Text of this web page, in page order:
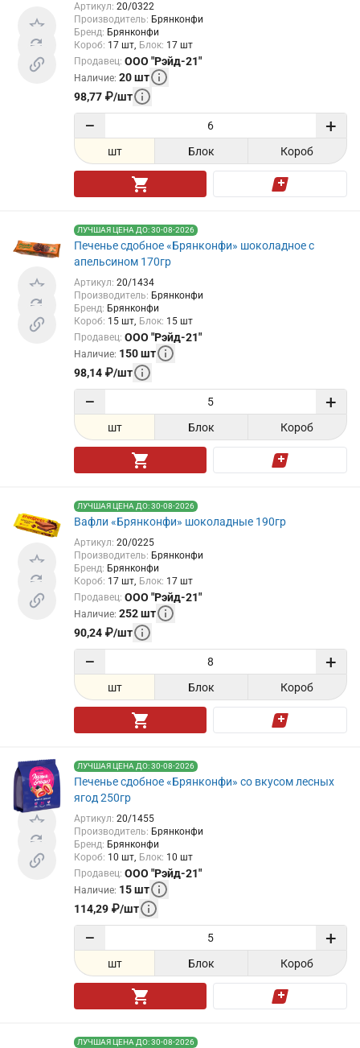
Артикул: 20/0322
Производитель: Брянконфи
Бренд: Брянконфи
Короб: 17 шт Блок: 17 шт
Продавец: ООО "Рэйд-21"
Наличие: 20шт
98,77 ₽/шт
− +
шт Блок Короб
ЛУЧШАЯ ЦЕНА ДО: 30-08-2026
Печенье сдобное «Брянконфи» шоколадное с
апельсином 170гр
Артикул: 20/1434
Производитель: Брянконфи
Бренд: Брянконфи
Короб: 15 шт Блок: 15 шт
Продавец: ООО "Рэйд-21"
Наличие: 150шт
98,14 ₽/шт
− +
шт Блок Короб
ЛУЧШАЯ ЦЕНА ДО: 30-08-2026
Вафли «Брянконфи» шоколадные 190гр
Артикул: 20/0225
Производитель: Брянконфи
Бренд: Брянконфи
Короб: 17 шт Блок: 17 шт
Продавец: ООО "Рэйд-21"
Наличие: 252шт
90,24 ₽/шт
− +
шт Блок Короб
ЛУЧШАЯ ЦЕНА ДО: 30-08-2026
Печенье сдобное «Брянконфи» со вкусом лесных
ягод 250гр
Артикул: 20/1455
Производитель: Брянконфи
Бренд: Брянконфи
Короб: 10 шт Блок: 10 шт
Продавец: ООО "Рэйд-21"
Наличие: 15шт
114,29 ₽/шт
− +
шт Блок Короб
ЛУЧШАЯ ЦЕНА ДО: 30-08-2026